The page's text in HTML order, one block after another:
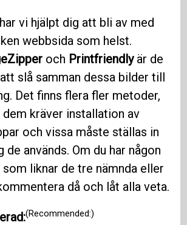
vi hjälpt dig att bli av med
webbsida som helst.
och Printfriendlyär de
slå samman dessa bilder till
Det finns flera fler metoder,
dem kräver installation av
och vissa måste ställas in
de används. Om du har någon
som liknar de tre nämnda eller
då och låt alla veta.
(Recommended:)